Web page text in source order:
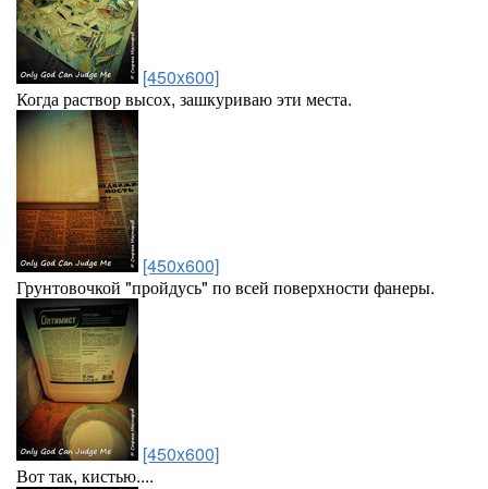
[450x600]
Когда раствор высох, зашкуриваю эти места.
[450x600]
Грунтовочкой "пройдусь" по всей поверхности фанеры.
[450x600]
Вот так, кистью....